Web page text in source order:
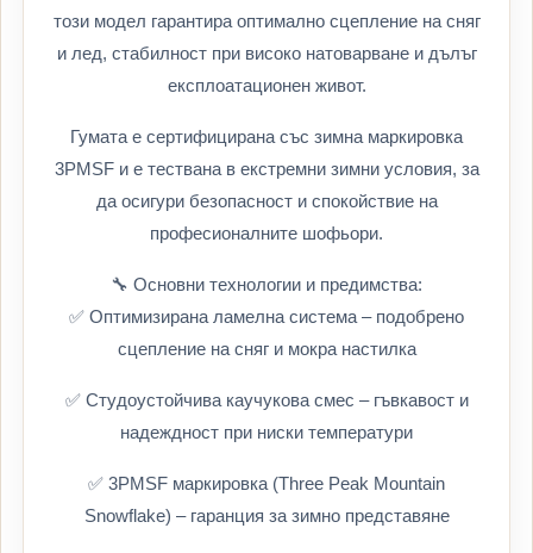
този модел гарантира оптимално сцепление на сняг
и лед, стабилност при високо натоварване и дълъг
експлоатационен живот.
Гумата е сертифицирана със зимна маркировка
3PMSF и е тествана в екстремни зимни условия, за
да осигури безопасност и спокойствие на
професионалните шофьори.
🔧 Основни технологии и предимства:
✅ Оптимизирана ламелна система – подобрено
сцепление на сняг и мокра настилка
✅ Студоустойчива каучукова смес – гъвкавост и
надеждност при ниски температури
✅ 3PMSF маркировка (Three Peak Mountain
Snowflake) – гаранция за зимно представяне